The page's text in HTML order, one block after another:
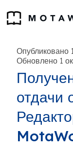
Опубликовано
Обновлено 1
отдачи